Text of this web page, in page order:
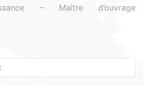
– Maître d’ouvrage